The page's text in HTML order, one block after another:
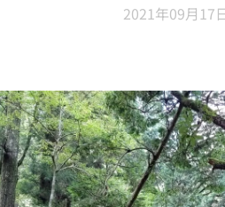
2021年09月17